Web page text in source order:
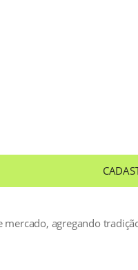
agregando